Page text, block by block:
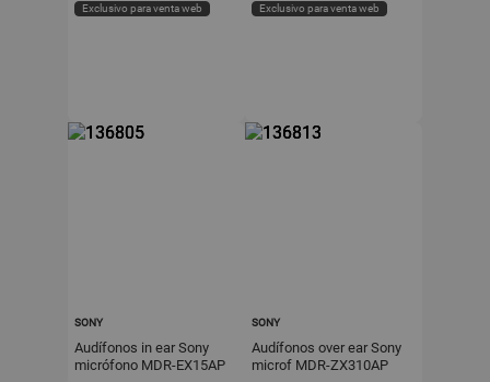
Exclusivo para venta web Exclusivo para venta web
SONY
Audífonos in ear Sony
micrófono MDR-EX15AP
SONY
Audífonos over ear Sony
microf MDR-ZX310AP